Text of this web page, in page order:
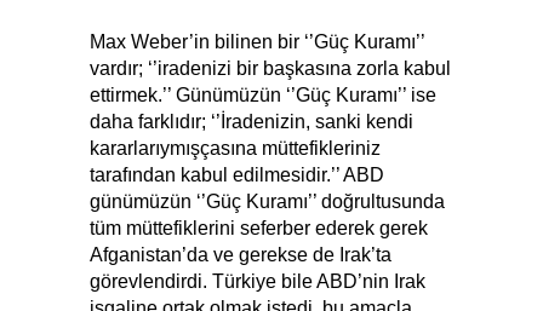
Max Weber’in bilinen bir ‘’Güç Kuramı’’
vardır; ‘’iradenizi bir başkasına zorla kabul
ettirmek.’’ Günümüzün ‘’Güç Kuramı’’ ise
daha farklıdır; ‘’İradenizin, sanki kendi
kararlarıymışçasına müttefikleriniz
tarafından kabul edilmesidir.’’ ABD
günümüzün ‘’Güç Kuramı’’ doğrultusunda
tüm müttefiklerini seferber ederek gerek
Afganistan’da ve gerekse de Irak’ta
görevlendirdi. Türkiye bile ABD’nin Irak